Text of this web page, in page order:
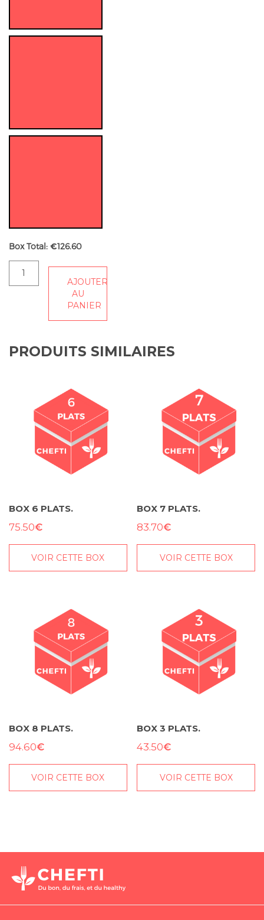
Box Total: €126.60
AJOUTER
AU
PANIER
PRODUITS SIMILAIRES
BOX 6 PLATS.
75.50€
VOIR CETTE BOX
BOX 7 PLATS.
83.70€
VOIR CETTE BOX
BOX 8 PLATS.
94.60€
VOIR CETTE BOX
BOX 3 PLATS.
43.50€
VOIR CETTE BOX